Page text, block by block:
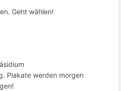
Geht wählen!
Plakate werden morgen